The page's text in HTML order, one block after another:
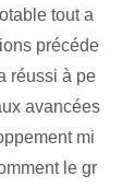
tout a
précéde
réussi à pe
avancées
mi
le gr